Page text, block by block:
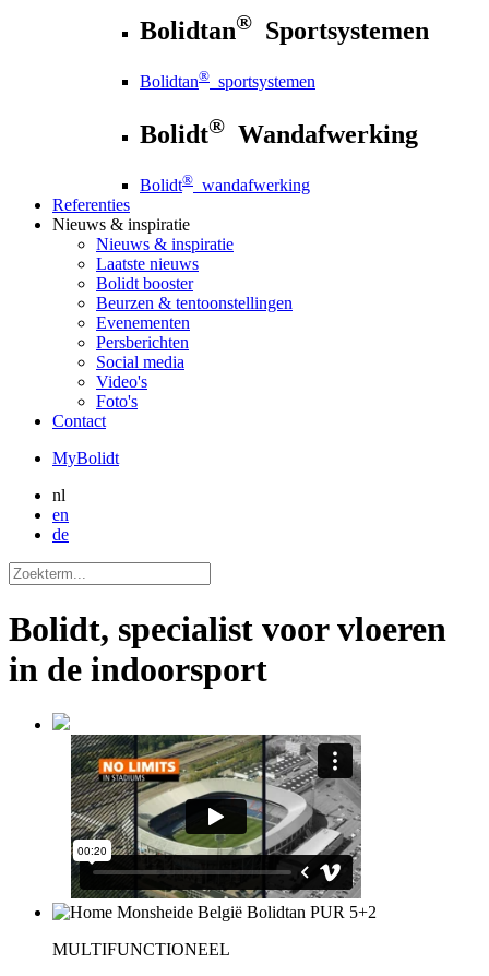
Bolidtan® Sportsystemen
Bolidtan® sportsystemen
Bolidt® Wandafwerking
Bolidt® wandafwerking
Referenties
Nieuws & inspiratie
Nieuws & inspiratie
Laatste nieuws
Bolidt booster
Beurzen & tentoonstellingen
Evenementen
Persberichten
Social media
Video's
Foto's
Contact
MyBolidt
nl
en
de
Bolidt, specialist voor vloeren
in de indoorsport
MULTIFUNCTIONEEL